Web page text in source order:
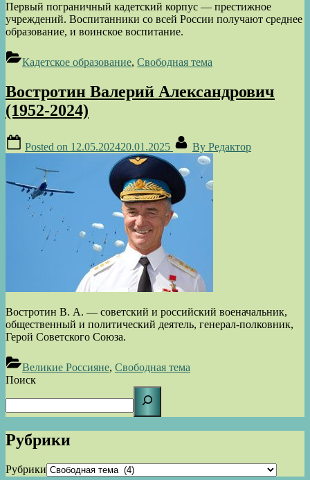
Первый пограничный кадетский корпус — престижное
учреждений. Воспитанники со всей России получают среднее
образование, и воинское воспитание.
Кадетское образование, Свободная тема
Востротин Валерий Александрович
(1952-2024)
Posted on 12.05.202420.01.2025 By Редактор
Востротин В. А. — советский и российский военачальник,
общественный и политический деятель, генерал-полковник,
Герой Советского Союза.
Великие Россияне, Свободная тема
Поиск
Рубрики
Рубрики